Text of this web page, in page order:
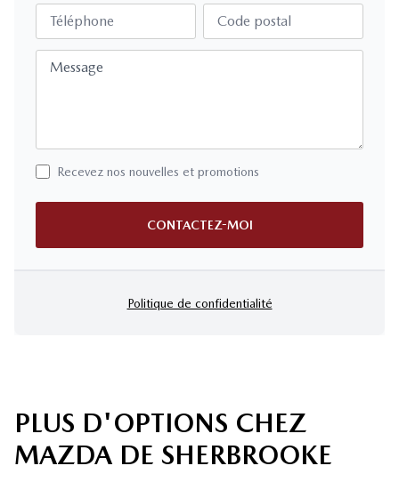
Téléphone Code postal
Message
Recevez nos nouvelles et promotions
CONTACTEZ-MOI
Politique de confidentialité
PLUS D'OPTIONS CHEZ
MAZDA DE SHERBROOKE